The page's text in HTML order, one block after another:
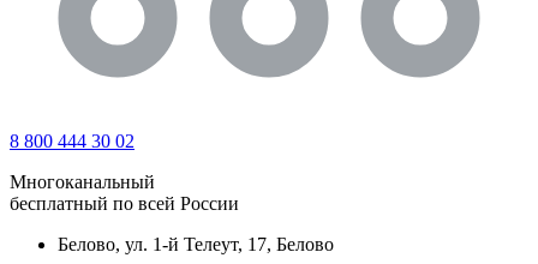
8 800 444 30 02
Многоканальный
бесплатный по всей России
Белово, ул. 1-й Телеут, 17, Белово